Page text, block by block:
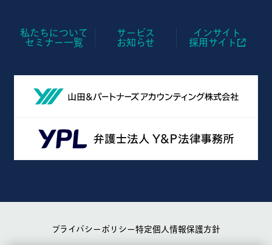
私たちについて サービス
インサイト
セミナー一覧
お知らせ 採用サイト
プライバシーポリシー特定個人情報保護方針